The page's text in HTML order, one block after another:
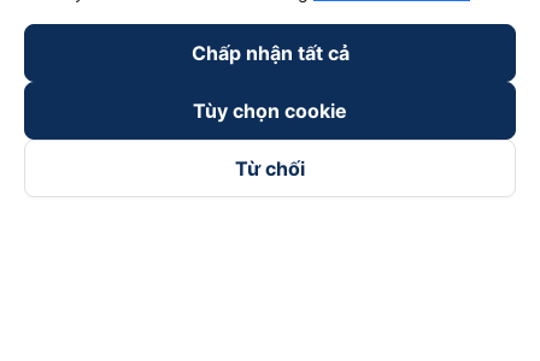
Chấp nhận tất cả
Tùy chọn cookie
Từ chối